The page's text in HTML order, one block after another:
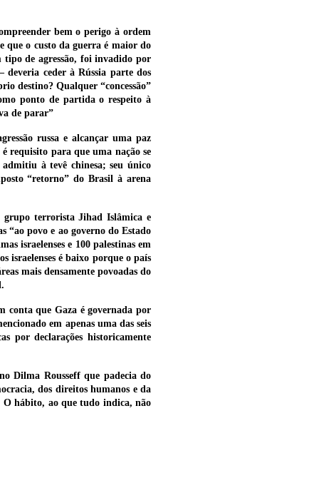
bem o perigo à ordem
que o custo da guerra é maior do
tipo de agressão, foi invadido por
deveria ceder à Rússia parte dos
destino? Qualquer “concessão”
ponto de partida o respeito à
de parar”
russa e alcançar uma paz
requisito para que uma nação se
à tevê chinesa; seu único
“retorno” do Brasil à arena
grupo terrorista Jihad Islâmica e
“ao povo e ao governo do Estado
israelenses e 100 palestinas em
israelenses é baixo porque o país
mais densamente povoadas do
conta que Gaza é governada por
em apenas uma das seis
por declarações historicamente
Dilma Rousseff que padecia do
dos direitos humanos e da
O hábito, ao que tudo indica, não